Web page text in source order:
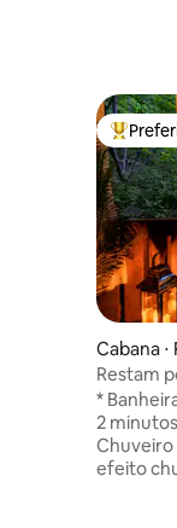
Entre
Cabana
Restam
bem
* Banheira
2
Chuveiro
efeito chuva. * Lareira
de 50